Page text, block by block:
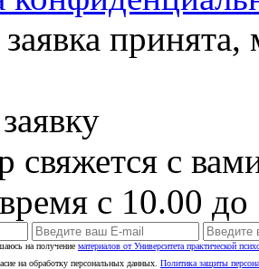
с
с 10.00
на получение материалов от Университета практической
на обработку персональных данных. Политика защиты